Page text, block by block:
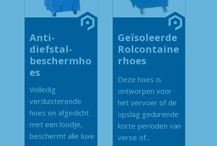
Anti-
diefstal-
beschermho
es
Volledig
verduisterende
hoes en afgedicht
met een loodje,
beschermt alle luxe
Geïsoleerde
Rolcontaine
rhoes
Deze hoes is
ontworpen voor
het vervoer of de
opslag gedurende
korte perioden van
verse of...